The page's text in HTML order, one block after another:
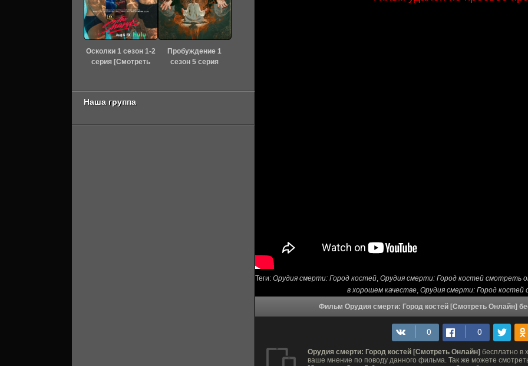
Теги: Орудия смерти: Город костей Орудия смерти: Город костей смотреть
в хорошем качестве, Орудия смерти: Город
Фильм Орудия смерти: Город костей [Смотреть Онлайн]
Орудия смерти: Город костей [Смотреть Онлайн] бесплатно в
ваше мнение по поводу данного фильма. Так же можете
Осколки 1 сезон 1-2
серия [Смотреть
Пробуждение 1
сезон 5 серия
Наша группа